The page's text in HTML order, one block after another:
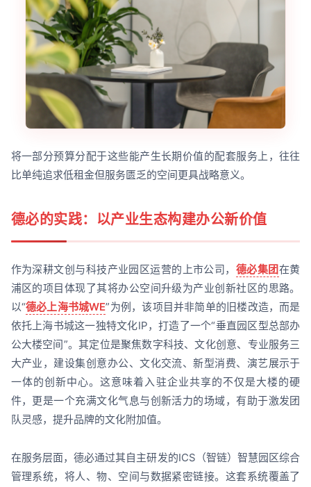
将一部分预算分配于这些能产生长期价值的配套服务上，往往
比单纯追求低租金但服务匮乏的空间更具战略意义。
德必的实践：以产业生态构建办公新价值
作为深耕文创与科技产业园区运营的上市公司， 德必集团在黄
浦区的项目体现了其将办公空间升级为产业创新社区的思路。
以“德必上海书城WE”为例，该项目并非简单的旧楼改造，而是
依托上海书城这一独特文化IP，打造了一个“垂直园区型总部办
公大楼空间”。其定位是聚焦数字科技、文化创意、专业服务三
大产业，建设集创意办公、文化交流、新型消费、演艺展示于
一体的创新中心。这意味着入驻企业共享的不仅是大楼的硬
件，更是一个充满文化气息与创新活力的场域，有助于激发团
队灵感，提升品牌的文化附加值。
在服务层面，德必通过其自主研发的ICS（智链）智慧园区综合
管理系统，将人、物、空间与数据紧密链接。这套系统覆盖了